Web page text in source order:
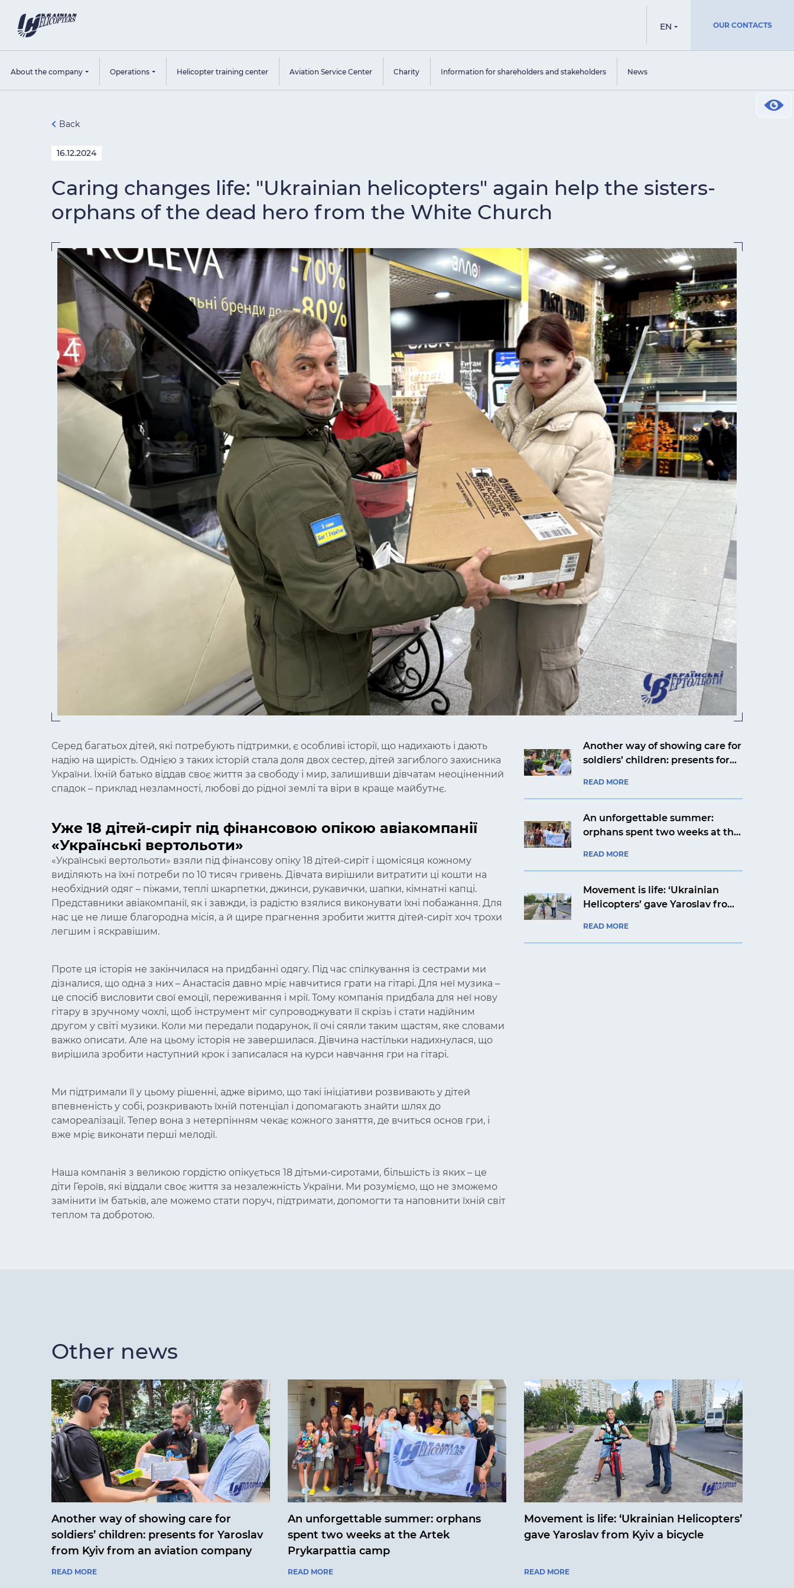
EN OUR CONTACTS
About the company Operations Helicopter training center Aviation Service Center Charity Information for shareholders and stakeholders News
Back
16.12.2024
Caring changes life: "Ukrainian helicopters" again help the sisters-
orphans of the dead hero from the White Church
Серед багатьох дітей, які потребують підтримки, є особливі історії, що надихають і дають
надію на щирість. Однією з таких історій стала доля двох сестер, дітей загиблого захисника
України. Їхній батько віддав своє життя за свободу і мир, залишивши дівчатам неоціненний
спадок – приклад незламності, любові до рідної землі та віри в краще майбутнє.
Уже 18 дітей-сиріт під фінансовою опікою авіакомпанії
«Українські вертольоти»
«Українські вертольоти» взяли під фінансову опіку 18 дітей-сиріт і щомісяця кожному
виділяють на їхні потреби по 10 тисяч гривень. Дівчата вирішили витратити ці кошти на
необхідний одяг – піжами, теплі шкарпетки, джинси, рукавички, шапки, кімнатні капці.
Представники авіакомпанії, як і завжди, із радістю взялися виконувати їхні побажання. Для
нас це не лише благородна місія, а й щире прагнення зробити життя дітей-сиріт хоч трохи
легшим і яскравішим.
Проте ця історія не закінчилася на придбанні одягу. Під час спілкування із сестрами ми
дізналися, що одна з них – Анастасія давно мріє навчитися грати на гітарі. Для неї музика –
це спосіб висловити свої емоції, переживання і мрії. Тому компанія придбала для неї нову
гітару в зручному чохлі, щоб інструмент міг супроводжувати її скрізь і стати надійним
другом у світі музики. Коли ми передали подарунок, її очі сяяли таким щастям, яке словами
важко описати. Але на цьому історія не завершилася. Дівчина настільки надихнулася, що
вирішила зробити наступний крок і записалася на курси навчання гри на гітарі.
Ми підтримали її у цьому рішенні, адже віримо, що такі ініціативи розвивають у дітей
впевненість у собі, розкривають їхній потенціал і допомагають знайти шлях до
самореалізації. Тепер вона з нетерпінням чекає кожного заняття, де вчиться основ гри, і
вже мріє виконати перші мелодії.
Наша компанія з великою гордістю опікується 18 дітьми-сиротами, більшість із яких – це
діти Героїв, які віддали своє життя за незалежність України. Ми розуміємо, що не зможемо
замінити їм батьків, але можемо стати поруч, підтримати, допомогти та наповнити їхній світ
теплом та добротою.
Another way of showing care for
soldiers’ children: presents for
aviation company
READ MORE
An unforgettable summer:
orphans spent two weeks at the
READ MORE
Movement is life: ‘Ukrainian
Helicopters’ gave Yaroslav from
READ MORE
Other news
Another way of showing care for
soldiers’ children: presents for Yaroslav
from Kyiv from an aviation company
READ MORE
An unforgettable summer: orphans
spent two weeks at the Artek
Prykarpattia camp
READ MORE
Movement is life: ‘Ukrainian Helicopters’
gave Yaroslav from Kyiv a bicycle
READ MORE